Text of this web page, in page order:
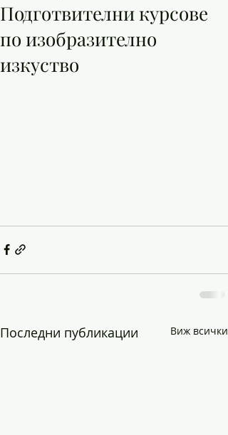
Подготвителни курсове
по изобразително
изкуство
Последни публикации Виж всички